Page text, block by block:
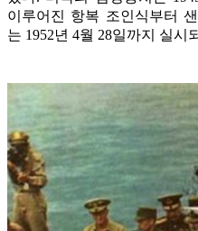
이루어진 항복 조인식부터
는 1952년 4월 28일까지 실시